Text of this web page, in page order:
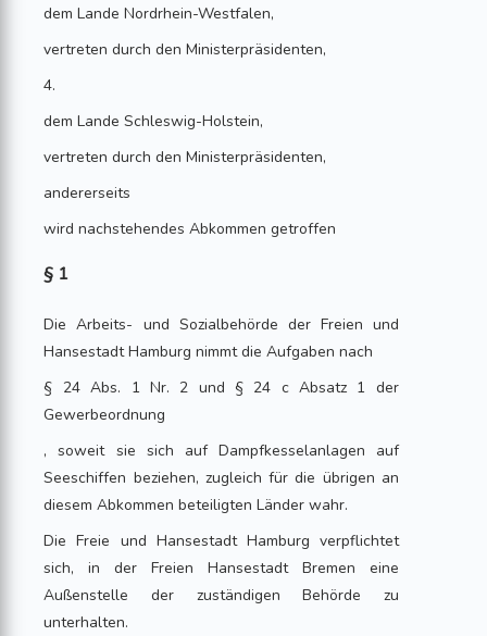
dem Lande Nordrhein-Westfalen,
vertreten durch den Ministerpräsidenten,
4.
dem Lande Schleswig-Holstein,
vertreten durch den Ministerpräsidenten,
andererseits
wird nachstehendes Abkommen getroffen
§ 1
Die Arbeits- und Sozialbehörde der Freien und
Hansestadt Hamburg nimmt die Aufgaben nach
§ 24 Abs. 1 Nr. 2 und § 24 c Absatz 1 der
Gewerbeordnung
, soweit sie sich auf Dampfkesselanlagen auf
Seeschiffen beziehen, zugleich für die übrigen an
diesem Abkommen beteiligten Länder wahr.
Die Freie und Hansestadt Hamburg verpflichtet
sich, in der Freien Hansestadt Bremen eine
Außenstelle der zuständigen Behörde zu
unterhalten.